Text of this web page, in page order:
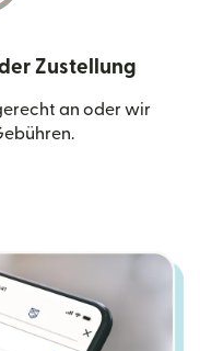
Zustellung
an oder wir